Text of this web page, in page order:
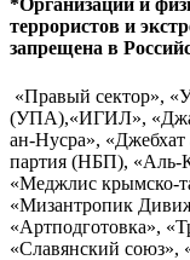
*Организации и
террористов и
запрещена в
«Правый сектор»,
(УПА),«ИГИЛ»,
ан-Нусра»,
партия (НБП),
«Меджлис крымско-
«Мизантропик
«Артподготовка»,
«Славянский союз»,